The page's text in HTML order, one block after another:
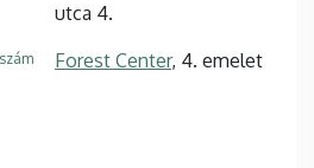
utca 4.
Forest Center, 4. emelet